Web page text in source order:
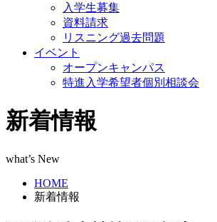
入学生募集
資料請求
リスニング過去問題
イベント
オープンキャンパス
特進入学希望者個別相談会
新着情報
what’s New
HOME
新着情報